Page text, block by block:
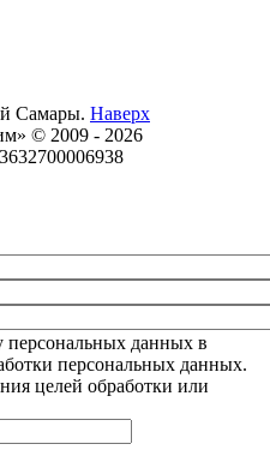
Самары. Наверх
© 2009 - 2026
персональных данных в
персональных данных.
целей обработки или